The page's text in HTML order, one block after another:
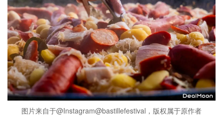
图片来自于@Instagram@bastillefestival，版权属于原作者